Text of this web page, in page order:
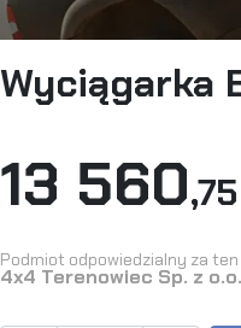
Wyciągarka
13 560
Podmiot odpowiedzialny za
4x4 Terenowiec Sp. z o.o.